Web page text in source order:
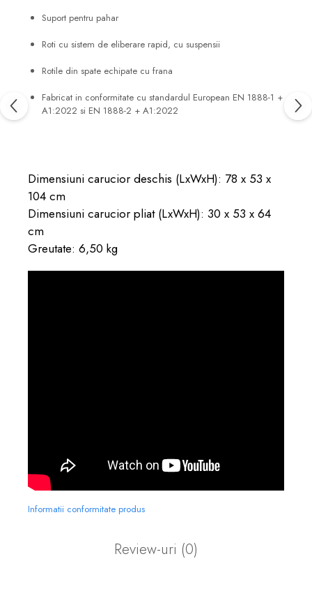
Suport pentru pahar
Roti cu sistem de eliberare rapid, cu suspensii
Rotile din spate echipate cu frana
Fabricat in conformitate cu standardul European EN 1888-1 +
A1:2022 si EN 1888-2 + A1:2022
Dimensiuni carucior deschis (LxWxH): 78 x 53 x
104 cm
Dimensiuni carucior pliat (LxWxH): 30 x 53 x 64
cm
Greutate: 6,50 kg
Informatii conformitate produs
Review-uri (0)